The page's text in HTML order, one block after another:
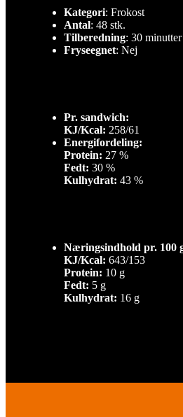
Kategori: Frokost
Antal: 48 stk.
Tilberedning: 30 minutter
Fryseegnet: Nej
Pr. sandwich:
KJ/Kcal: 258/61
Energifordeling:
Protein: 27 %
Fedt: 30 %
Kulhydrat: 43 %
Næringsindhold pr. 100
KJ/Kcal: 643/153
Protein: 10 g
Fedt: 5 g
Kulhydrat: 16 g